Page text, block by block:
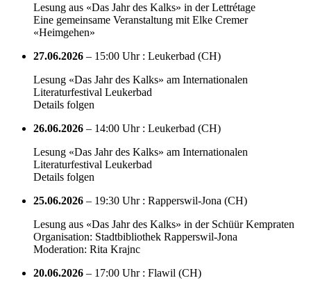
Lesung aus «Das Jahr des Kalks» in der Lettrétage
Eine gemeinsame Veranstaltung mit Elke Cremer
«Heimgehen»
27.06.2026 – 15:00 Uhr : Leukerbad (CH)
Lesung «Das Jahr des Kalks» am Internationalen
Literaturfestival Leukerbad
Details folgen
26.06.2026 – 14:00 Uhr : Leukerbad (CH)
Lesung «Das Jahr des Kalks» am Internationalen
Literaturfestival Leukerbad
Details folgen
25.06.2026 – 19:30 Uhr : Rapperswil-Jona (CH)
Lesung aus «Das Jahr des Kalks» in der Schüür Kempraten
Organisation: Stadtbibliothek Rapperswil-Jona
Moderation: Rita Krajnc
20.06.2026 – 17:00 Uhr : Flawil (CH)